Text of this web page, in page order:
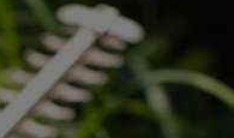
toisiinsa. Kansainvälisistä
HERE FOR